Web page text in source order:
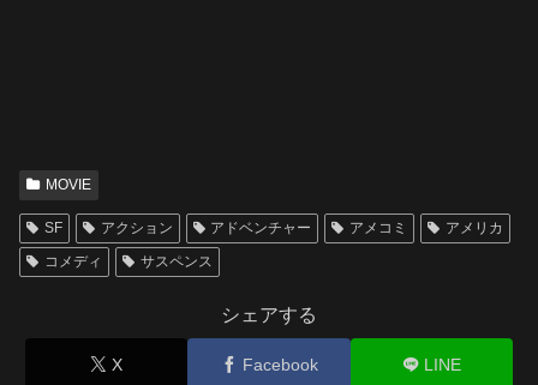
MOVIE
SF アクション アドベンチャー アメコミ
アメリカ
コメディ
サスペンス
シェアする
X Facebook LINE